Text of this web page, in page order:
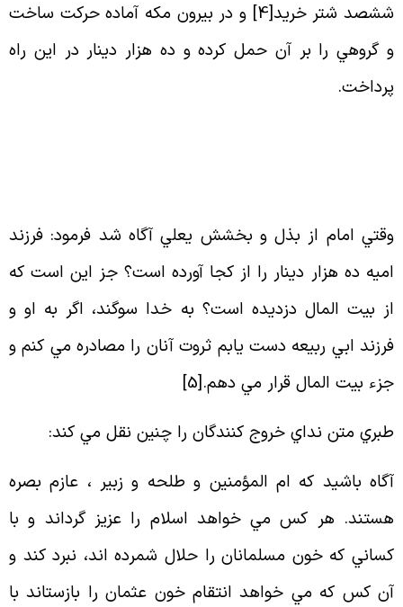
ششصد شتر خريد[4] و در بيرون مكه آماده حركت ساخت
گروهي را بر آن حمل كرده و ده هزار دينار در اين راه
.
امام از بذل و بخشش يعلي آگاه شد فرمود: فرزند
ده هزار دينار را از كجا آورده است؟ جز اين است كه
بيت المال دزديده است؟ به خدا سوگند، اگر به او و
ابي ربيعه دست يابم ثروت آنان را مصادره مي كنم و
بيت المال قرار مي دهم.[
5
]
متن نداي خروج كنندگان را چنين نقل مي كند:
باشيد كه ام المؤمنين و طلحه و زبير ، عازم بصره
هر كس مي خواهد اسلام را عزيز گرداند و با
كه خون مسلمانان را حلال شمرده اند، نبرد كند و
كس كه مي خواهد انتقام خون عثمان را بازستاند با